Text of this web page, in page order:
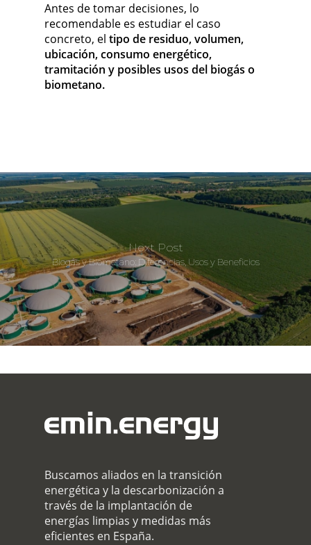
Antes de tomar decisiones, lo
recomendable es estudiar el caso
concreto, el tipo de residuo, volumen,
ubicación, consumo energético,
tramitación y posibles usos del biogás o
biometano.
Next Post
Biogás y Biometano: Diferencias, Usos y Beneficios
Buscamos aliados en la transición
energética y la descarbonización a
través de la implantación de
energías limpias y medidas más
eficientes en España.